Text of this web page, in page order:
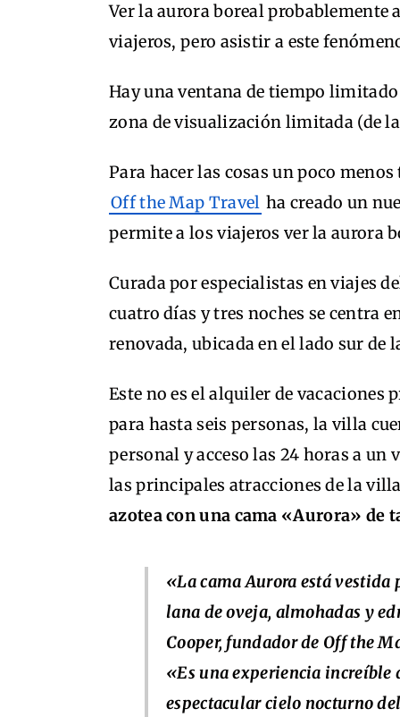
Ver la aurora boreal probablemente
viajeros, pero asistir a este
Hay una ventana de tiempo
zona de visualización limitada (de
Para hacer las cosas un poco
Off the Map Travel ha creado un
permite a los viajeros ver la aurora
Curada por especialistas en viajes
cuatro días y tres noches se centra
renovada, ubicada en el lado sur de
Este no es el alquiler de vacaciones
para hasta seis personas, la villa
personal y acceso las 24 horas a
las principales atracciones de la
azotea con una cama «Aurora» de
«La cama Aurora está
lana de oveja, almohadas y
Cooper, fundador de Off the
«Es una experiencia increíble
espectacular cielo nocturno